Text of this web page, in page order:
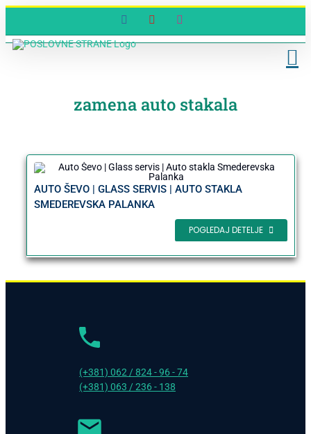
content
FacebookYouTube
zamena auto stakala
AUTO ŠEVO | GLASS SERVIS | AUTO STAKLA
SMEDEREVSKA PALANKA
POGLEDAJ DETELJE
(+381) 062 / 824 - 96 - 74
(+381) 063 / 236 - 138